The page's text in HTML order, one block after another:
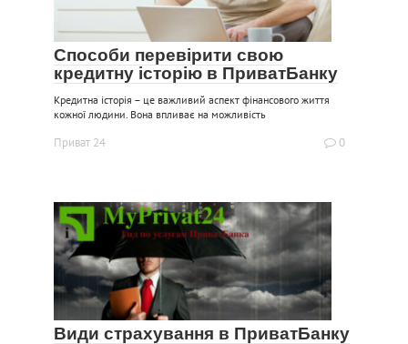
Способи перевірити свою
кредитну історію в ПриватБанку
Кредитна історія – це важливий аспект фінансового життя
кожної людини. Вона впливає на можливість
Приват 24 0
Види страхування в ПриватБанку